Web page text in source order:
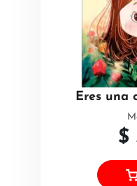
Eres una
$